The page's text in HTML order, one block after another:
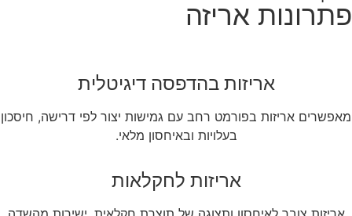
ארוזה בנראות מנצחת
עצב איתנו את הקרטון הבא שלך – עם נראות שמוכרת
פתרונות אריזה
אריזות בהדפסה דיגיטלית
מאפשרים אריזות בפורמט רחב עם גמישות יצור לפי דרישה, חיסכון
בעלויות ובאיחסון מלאי.
אריזות לחקלאות